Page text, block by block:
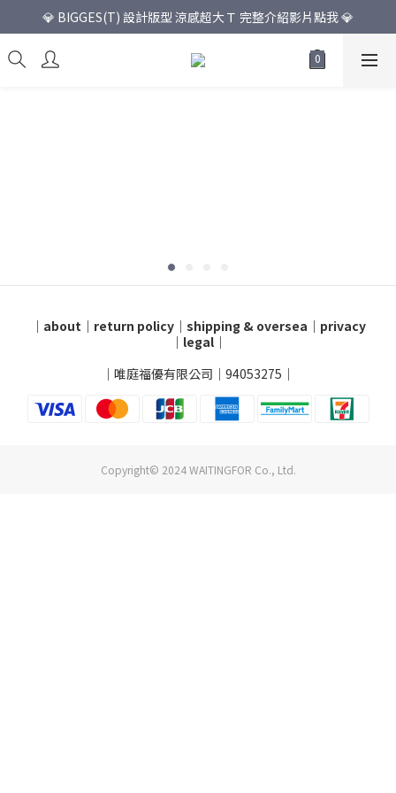
💎 BIGGES(T) 設計版型 涼感超大Ｔ 完整介紹影片點我 💎
｜ about｜ return policy｜ shipping & oversea ｜ privacy
｜ legal｜
｜唯庭福優有限公司｜94053275｜
Copyright© 2024 WAITINGFOR Co., Ltd.